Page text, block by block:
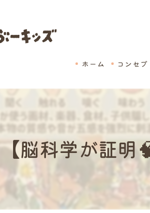
ホーム コンセプ
【脳科学が証明